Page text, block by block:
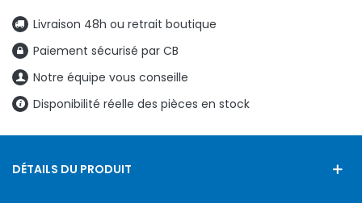
Livraison 48h ou retrait boutique
Paiement sécurisé par CB
Notre équipe vous conseille
Disponibilité réelle des pièces en stock
DÉTAILS DU PRODUIT